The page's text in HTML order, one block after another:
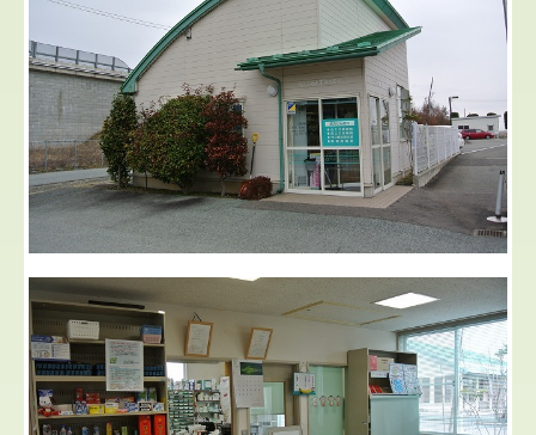
ぴーく調剤薬局小姓町店
もがみがわ調剤薬局
スタッフの募集
新卒薬剤師の方へ
個人情報保護方針
ブログ